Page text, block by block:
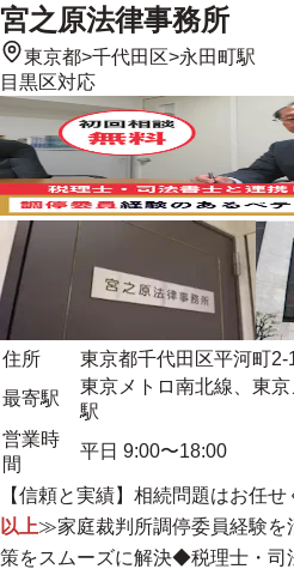
宮之原法律事務所
東京都>千代田区>永田町駅
目黒区対応
住所
東京都千代田区平河町
最寄駅
東京メトロ南北線、東京
駅
営業時
間
平日 9:00〜18:00
【信頼と実績】相続問題はお任
以上≫家庭裁判所調停委員経験を
策をスムーズに解決◆税理士・司